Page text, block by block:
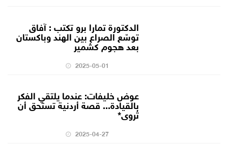
الدكتورة تمارا برو تكتب : آفاق
توسّع الصراع بين الهند وباكستان
بعد هجوم كشمير
2025-05-01
عوض خليفات: عندما يلتقي الفكر
بالقيادة... قصة أردنية تستحق أن
تُروى*
2025-04-27